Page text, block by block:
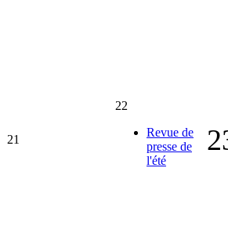
21
22
Revue de
presse de
l'été